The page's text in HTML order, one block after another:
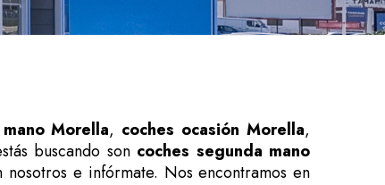
Morella, coches ocasión Morella,
buscando son coches segunda mano
e infórmate. Nos encontramos en